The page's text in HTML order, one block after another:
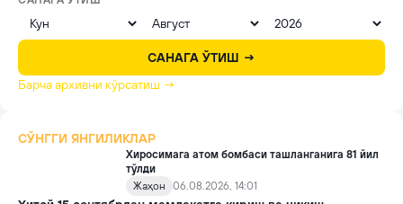
САНАГА ЎТИШ →
Барча архивни кўрсатиш →
СЎНГГИ ЯНГИЛИКЛАР
Хиросимага атом бомбаси ташланганига 81 йил
тўлди
Жаҳон
06.08.2026, 14:01